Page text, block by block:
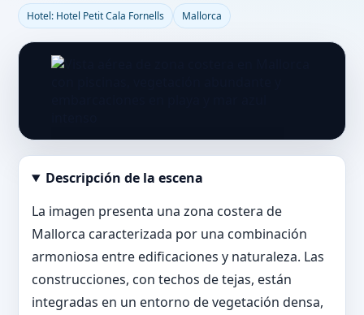
Hotel: Hotel Petit Cala Fornells Mallorca
Abrir imagen en tamaño completo
Descripción de la escena
La imagen presenta una zona costera de
Mallorca caracterizada por una combinación
armoniosa entre edificaciones y naturaleza. Las
construcciones, con techos de tejas, están
integradas en un entorno de vegetación densa,